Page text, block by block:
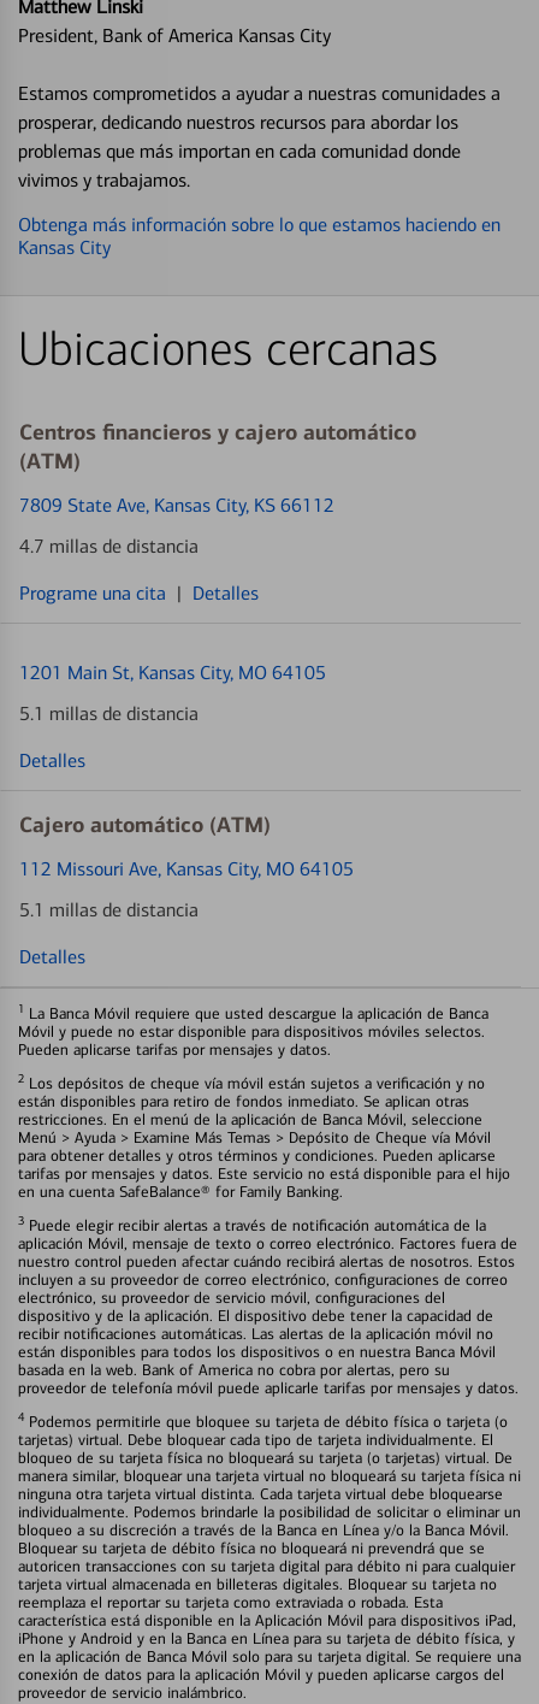
Matthew Linski
President, Bank of America Kansas City
Estamos comprometidos a ayudar a nuestras comunidades a
prosperar, dedicando nuestros recursos para abordar los
problemas que más importan en cada comunidad donde
vivimos y trabajamos.
Obtenga más información sobre lo que estamos haciendo en
Kansas City
Ubicaciones cercanas
Centros financieros y cajero automático
(ATM)
7809 State Ave, Kansas City, KS 66112
4.7 millas de distancia
Programe una cita | Detalles
1201 Main St, Kansas City, MO 64105
5.1 millas de distancia
Detalles
Cajero automático (ATM)
112 Missouri Ave, Kansas City, MO 64105
5.1 millas de distancia
Detalles
1 La Banca Móvil requiere que usted descargue la aplicación de Banca
Móvil y puede no estar disponible para dispositivos móviles selectos.
Pueden aplicarse tarifas por mensajes y datos.
2 Los depósitos de cheque vía móvil están sujetos a verificación y no
están disponibles para retiro de fondos inmediato. Se aplican otras
restricciones. En el menú de la aplicación de Banca Móvil, seleccione
Menú > Ayuda > Examine Más Temas > Depósito de Cheque vía Móvil
para obtener detalles y otros términos y condiciones. Pueden aplicarse
tarifas por mensajes y datos. Este servicio no está disponible para el hijo
en una cuenta SafeBalance® for Family Banking.
3 Puede elegir recibir alertas a través de notificación automática de la
aplicación Móvil, mensaje de texto o correo electrónico. Factores fuera de
nuestro control pueden afectar cuándo recibirá alertas de nosotros. Estos
incluyen a su proveedor de correo electrónico, configuraciones de correo
electrónico, su proveedor de servicio móvil, configuraciones del
dispositivo y de la aplicación. El dispositivo debe tener la capacidad de
recibir notificaciones automáticas. Las alertas de la aplicación móvil no
están disponibles para todos los dispositivos o en nuestra Banca Móvil
basada en la web. Bank of America no cobra por alertas, pero su
proveedor de telefonía móvil puede aplicarle tarifas por mensajes y datos.
4 Podemos permitirle que bloquee su tarjeta de débito física o tarjeta (o
tarjetas) virtual. Debe bloquear cada tipo de tarjeta individualmente. El
bloqueo de su tarjeta física no bloqueará su tarjeta (o tarjetas) virtual. De
manera similar, bloquear una tarjeta virtual no bloqueará su tarjeta física ni
ninguna otra tarjeta virtual distinta. Cada tarjeta virtual debe bloquearse
individualmente. Podemos brindarle la posibilidad de solicitar o eliminar un
bloqueo a su discreción a través de la Banca en Línea y/o la Banca Móvil.
Bloquear su tarjeta de débito física no bloqueará ni prevendrá que se
autoricen transacciones con su tarjeta digital para débito ni para cualquier
tarjeta virtual almacenada en billeteras digitales. Bloquear su tarjeta no
reemplaza el reportar su tarjeta como extraviada o robada. Esta
característica está disponible en la Aplicación Móvil para dispositivos iPad,
iPhone y Android y en la Banca en Línea para su tarjeta de débito física, y
en la aplicación de Banca Móvil solo para su tarjeta digital. Se requiere una
conexión de datos para la aplicación Móvil y pueden aplicarse cargos del
proveedor de servicio inalámbrico.